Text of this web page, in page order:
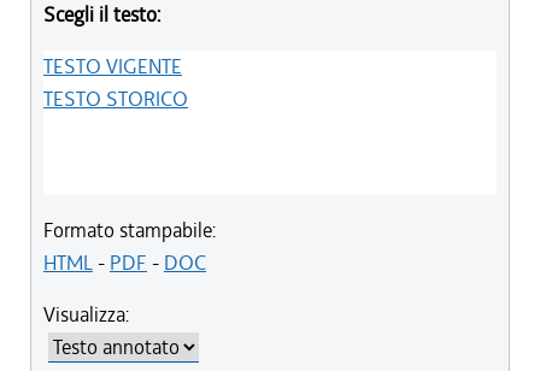
Scegli il testo:
TESTO VIGENTE
TESTO STORICO
Formato stampabile:
HTML- PDF - DOC
Visualizza: